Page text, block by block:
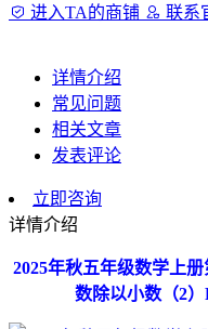
进入TA的商铺
联系
详情介绍
常见问题
相关文章
发表评论
立即咨询
详情介绍
2025年秋五年级数学上
数除以小数（2）